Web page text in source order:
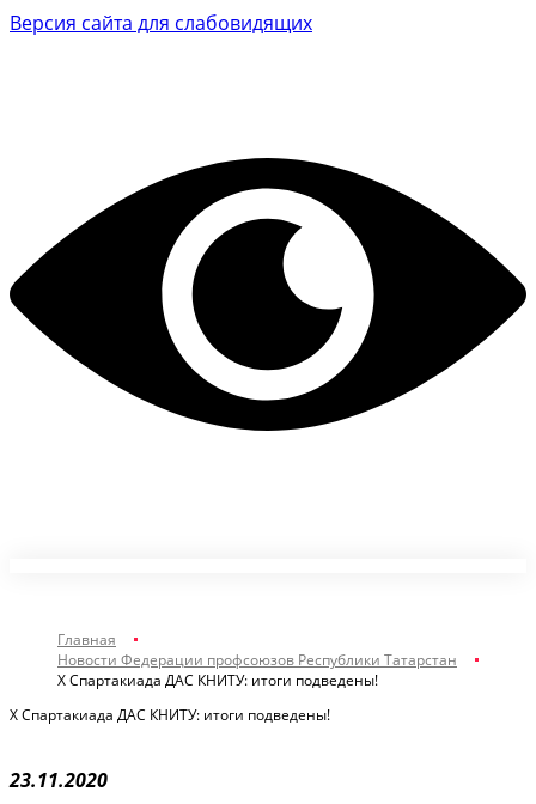
Версия сайта для слабовидящих
Главная
Новости Федерации профсоюзов Республики Татарстан
Х Спартакиада ДАС КНИТУ: итоги подведены!
Х Спартакиада ДАС КНИТУ: итоги подведены!
23.11.2020